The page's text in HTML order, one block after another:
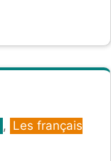
, Les français